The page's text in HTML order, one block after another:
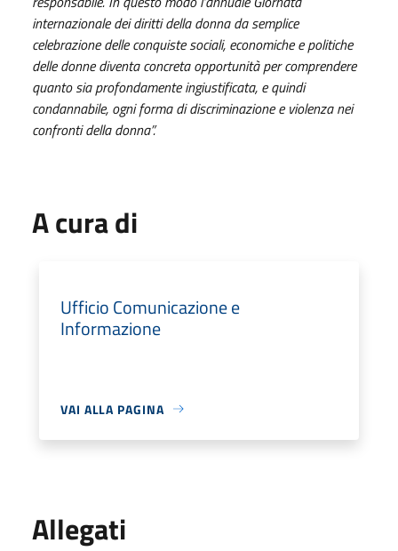
internazionale dei diritti della donna da semplice
celebrazione delle conquiste sociali, economiche e politiche
delle donne diventa concreta opportunità per comprendere
quanto sia profondamente ingiustificata, e quindi
condannabile, ogni forma di discriminazione e violenza nei
confronti della donna”.
A cura di
Ufficio Comunicazione e
Informazione
VAI ALLA PAGINA
Allegati